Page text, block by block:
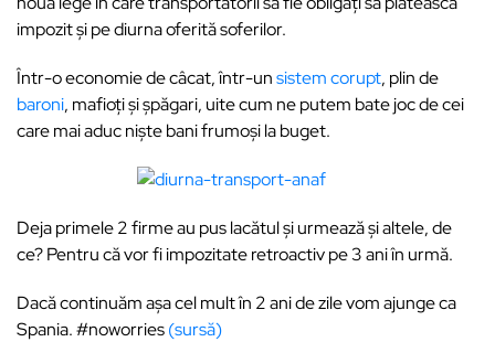
impozit și pe diurna oferită soferilor.
Într-o economie de câcat, într-unsistem corupt, plin de
baroni, mafioți și șpăgari, uite cum ne putem bate joc de cei
care mai aduc niște bani frumoși la buget.
Deja primele 2 firme au pus lacătul și urmează și altele, de
ce? Pentru că vor fi impozitate retroactiv pe 3 ani în urmă.
Dacă continuăm așa cel mult în 2 ani de zile vom ajunge ca
Spania. #noworries(sursă)